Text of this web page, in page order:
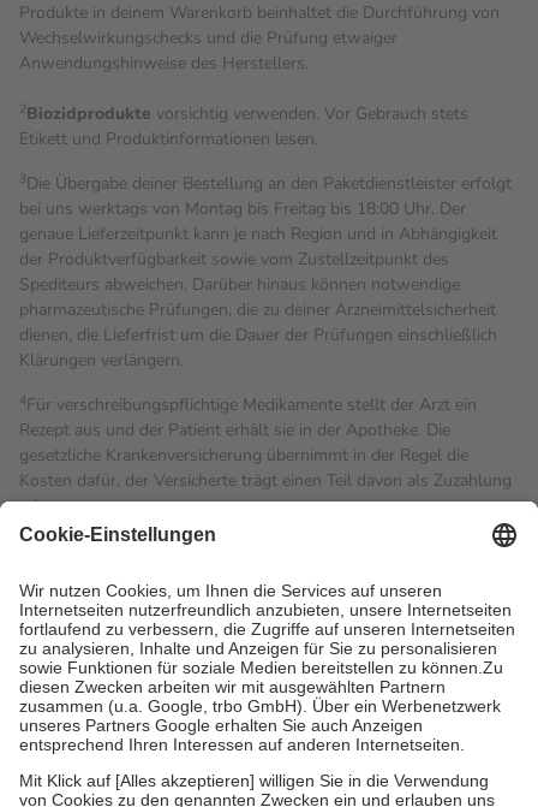
Produkte in deinem Warenkorb beinhaltet die Durchführung von
Wechselwirkungschecks und die Prüfung etwaiger
Anwendungshinweise des Herstellers.
2Biozidprodukte vorsichtig verwenden. Vor Gebrauch stets
Etikett und Produktinformationen lesen.
3Die Übergabe deiner Bestellung an den Paketdienstleister erfolgt
bei uns werktags von Montag bis Freitag bis 18:00 Uhr. Der
genaue Lieferzeitpunkt kann je nach Region und in Abhängigkeit
der Produktverfügbarkeit sowie vom Zustellzeitpunkt des
Spediteurs abweichen. Darüber hinaus können notwendige
pharmazeutische Prüfungen, die zu deiner Arzneimittelsicherheit
dienen, die Lieferfrist um die Dauer der Prüfungen einschließlich
Klärungen verlängern.
4Für verschreibungspflichtige Medikamente stellt der Arzt ein
Rezept aus und der Patient erhält sie in der Apotheke. Die
gesetzliche Krankenversicherung übernimmt in der Regel die
Kosten dafür, der Versicherte trägt einen Teil davon als Zuzahlung
mit.
Grundsätzlich leisten Mitglieder Zuzahlungen in Höhe von zehn
höchstens zehn Euro.
Es sind jedoch nie mehr als die
tatsächlichen Kosten der Leistung zu entrichten.
Diese Regeln gelten grundsätzlich auch für Online-Apotheken.
Bei Heilmitteln und häuslicher Krankenpflege beträgt die
Zuzahlung zehn Prozent der Kosten sowie zehn Euro je
Verordnung.
Um das Engagement der Versicherten für ihre eigene Gesundheit
zu stärken und die besondere Stellung der Familie zu unterstützen,
fallenkeine Zuzahlungenan bei: